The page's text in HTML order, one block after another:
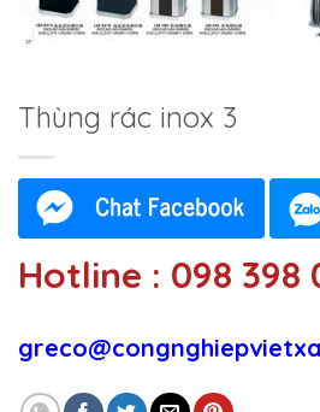
Thùng rác inox 3
Hotline : 098 398